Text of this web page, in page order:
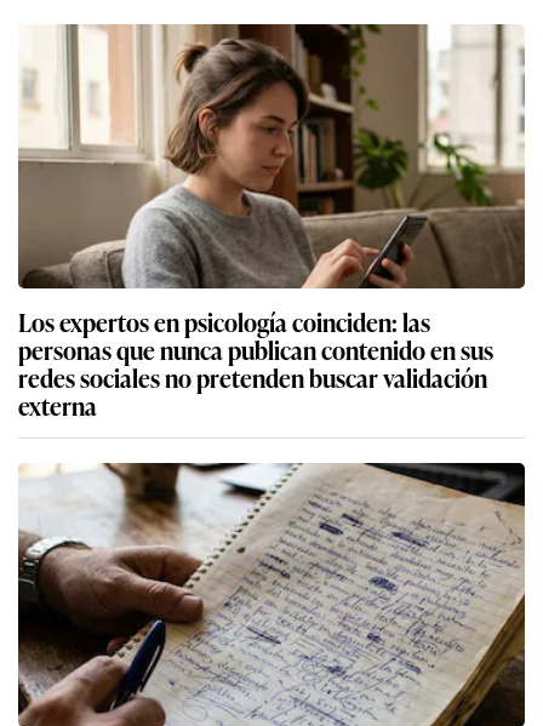
Los expertos en psicología coinciden: las
personas que nunca publican contenido en sus
redes sociales no pretenden buscar validación
externa